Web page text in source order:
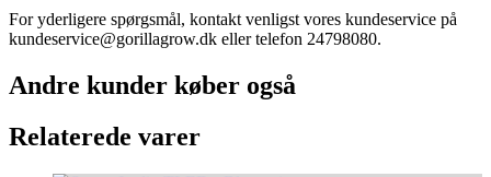
For yderligere spørgsmål, kontakt venligst vores kundeservice på
kundeservice@gorillagrow.dk eller telefon 24798080.
Andre kunder køber også
Relaterede varer